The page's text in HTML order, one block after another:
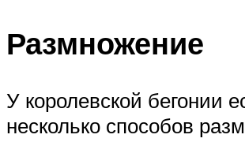
Размножение
У королевской бегонии
несколько способов